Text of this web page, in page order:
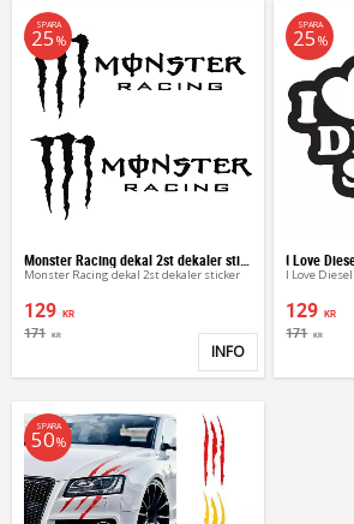
Monster Racing dekal 2st dekaler sticker
129 KR
171 KR
SPARA
25 %
Lägg till i
INFO
I Love
I Love
129 KR
171 KR
SPARA
25 %
SPARA
50%